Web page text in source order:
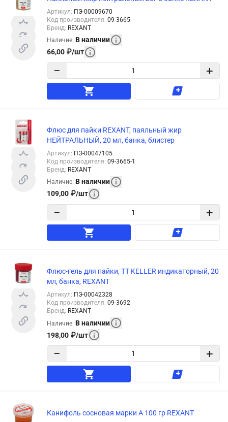
Артикул: ПЭ-00009670
Код производителя: 09-3665
Бренд: REXANT
Наличие: В наличии
66,00 ₽/шт
− +
Флюс для пайки REXANT, паяльный жир
НЕЙТРАЛЬНЫЙ, 20 мл, банка, блистер
Артикул: ПЭ-00047105
Код производителя: 09-3665-1
Бренд: REXANT
Наличие: В наличии
109,00 ₽/шт
− +
Флюс-гель для пайки, TT KELLER индикаторный, 20
мл, банка, REXANT
Артикул: ПЭ-00042328
Код производителя: 09-3692
Бренд: REXANT
Наличие: В наличии
198,00 ₽/шт
− +
Канифоль сосновая марки А 100 гр REXANT